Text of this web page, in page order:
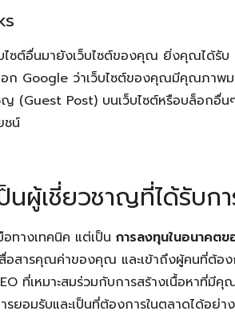
ซต์อื่นมายังเว็บไซต์ของคุณ ยิ่งคุณได้รับ
อก Google ว่าเว็บไซต์ของคุณมีคุณภาพ
ญ (Guest Post) บนเว็บไซต์หรือบล็อกอื่น
ชน์
นผู้เชี่ยวชาญที่ได้รับก
อทางเทคนิค แต่เป็น การลงทุนในอนาคต
อสารคุณค่าของคุณ และเข้าถึงผู้คนที่ต้อ
ที่เหมาะสมร่วมกับการสร้างเนื้อหาที่มี
รยอมรับและเป็นที่ต้องการในตลาดได้อย่า